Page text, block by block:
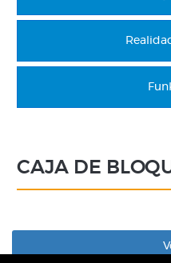
CAJA DE